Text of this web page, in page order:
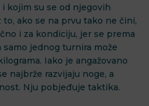
kojim su se od njegovih
to, ako se na prvu tako ne čini,
i za kondiciju, jer se prema
jednog turnira može
Iako je angažovano
najbrže razvijaju noge, a
Nju pobjeđuje taktika.